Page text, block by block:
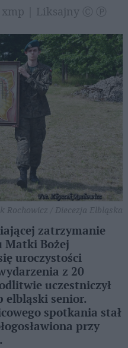
xmp | Liksajny Ⓒ Ⓟ
Rochowicz / Diecezja Elbląska
zatrzymanie
Matki Bożej
uroczystości
z 20
uczestniczył
elbląski senior.
spotkania stał
przy